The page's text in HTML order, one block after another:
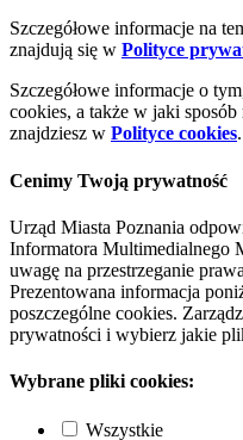
Szczegółowe informacje na
znajdują się w Polityce
Szczegółowe informacje o
cookies, a także w jaki
znajdziesz w Polityce cookies.
Cenimy Twoją prywatność
Urząd Miasta Poznania
Informatora Multimedialnego
uwagę na przestrzeganie
Prezentowana informacja
poszczególne cookies.
prywatności i wybierz jakie
Wybrane pliki cookies:
Wszystkie